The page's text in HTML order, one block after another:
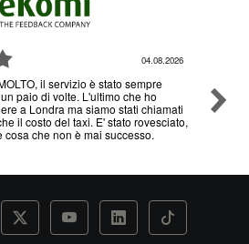
04.08.2026
il servizio è stato sempre
paio di volte. L'ultimo che ho
a Londra ma siamo stati chiamati
il costo del taxi. E' stato rovesciato,
cosa che non è mai successo.